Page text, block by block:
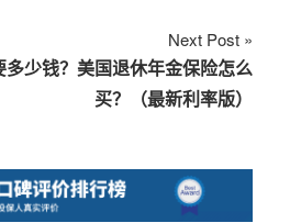
Next Post
少钱？美国退休年金保险怎么
买？（最新利率版）